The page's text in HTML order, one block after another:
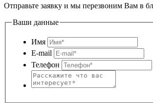
Отправьте заявку и мы перезвоним Вам в
Ваши данные
Имя
E-mail
Телефон